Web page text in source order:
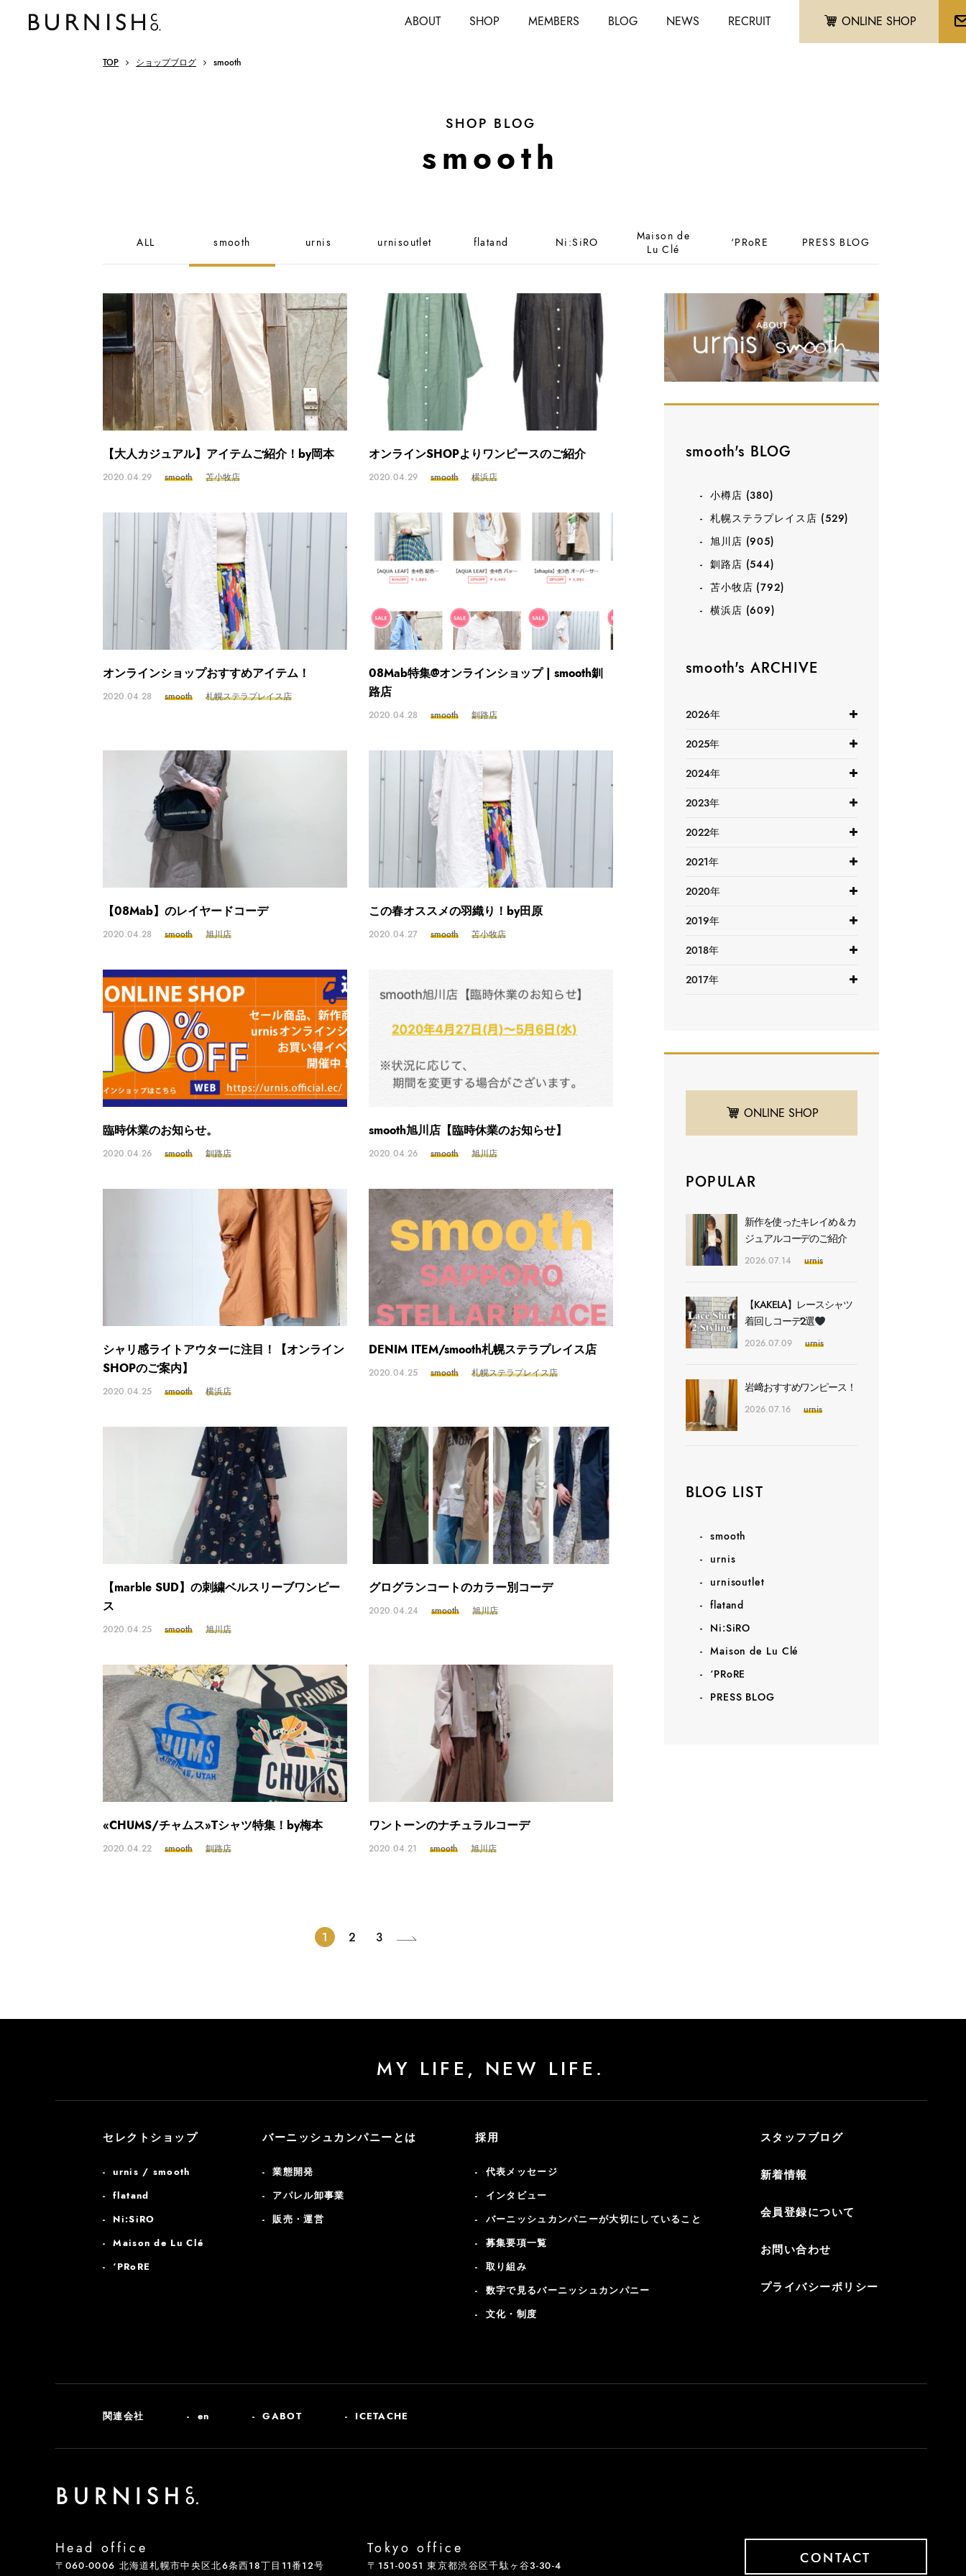
ABOUT SHOP MEMBERS BLOG NEWS RECRUIT ONLINE SHOP
TOP ショップブログ smooth
SHOP BLOG
smooth
ALL smooth urnis urnisoutlet flatand Ni:SiRO
Maison de
Lu Clé
‘PRoRE PRESS BLOG
【大人カジュアル】アイテムご紹介！by岡本
2020.04.29 smooth 苫小牧店
オンラインSHOPよりワンピースのご紹介
2020.04.29 smooth 横浜店
オンラインショップおすすめアイテム！
2020.04.28 smooth 札幌ステラプレイス店
08Mab特集@オンラインショップ | smooth釧
路店
2020.04.28 smooth 釧路店
【08Mab】のレイヤードコーデ
2020.04.28 smooth 旭川店
この春オススメの羽織り！by田原
2020.04.27 smooth 苫小牧店
臨時休業のお知らせ。
2020.04.26 smooth 釧路店
smooth旭川店【臨時休業のお知らせ】
2020.04.26 smooth 旭川店
シャリ感ライトアウターに注目！【オンライン
SHOPのご案内】
2020.04.25 smooth 横浜店
DENIM ITEM/smooth札幌ステラプレイス店
2020.04.25 smooth 札幌ステラプレイス店
【marble SUD】の刺繍ベルスリーブワンピー
ス
2020.04.25 smooth 旭川店
グログランコートのカラー別コーデ
2020.04.24 smooth 旭川店
«CHUMS/チャムス»Tシャツ特集！by梅本
2020.04.22 smooth 釧路店
ワントーンのナチュラルコーデ
2020.04.21 smooth 旭川店
1 2 3
smooth's BLOG
小樽店 (380)
札幌ステラプレイス店 (529)
旭川店 (905)
釧路店 (544)
苫小牧店 (792)
横浜店 (609)
smooth's ARCHIVE
2026年
2025年
2024年
2023年
2022年
2021年
2020年
2019年
2018年
2017年
ONLINE SHOP
POPULAR
新作を使ったキレイめ＆カ
ジュアルコーデのご紹介
2026.07.14 urnis
【KAKELA】レースシャツ
着回しコーデ2選
2026.07.09 urnis
岩﨑おすすめワンピース！
2026.07.16 urnis
BLOG LIST
smooth
urnis
urnisoutlet
flatand
Ni:SiRO
Maison de Lu Clé
‘PRoRE
PRESS BLOG
MY LIFE, NEW LIFE.
セレクトショップ
urnis / smooth
flatand
Ni:SiRO
Maison de Lu Clé
‘PRoRE
バーニッシュカンパニーとは
業態開発
アパレル卸事業
販売・運営
採用
代表メッセージ
インタビュー
バーニッシュカンパニーが大切にしていること
募集要項一覧
取り組み
数字で見るバーニッシュカンパニー
文化・制度
スタッフブログ
新着情報
会員登録について
お問い合わせ
プライバシーポリシー
関連会社 en GABOT ICETACHE
Head office
〒060-0006 北海道札幌市中央区北6条西18丁目11番12号
Tokyo office
〒151-0051 東京都渋谷区千駄ヶ谷3-30-4 CONTACT